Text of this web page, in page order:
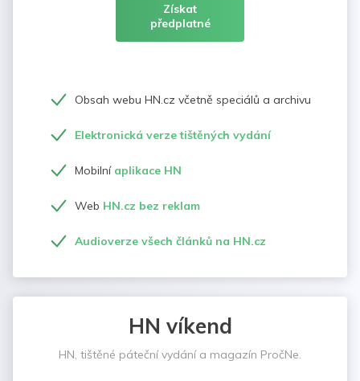
Získat
předplatné
Obsah webu HN.cz včetně speciálů a archivu
Elektronická verze tištěných vydání
Mobilní aplikace HN
Web HN.cz bez reklam
Audioverze všech článků na HN.cz
HN víkend
HN, tištěné páteční vydání a magazín PročNe.